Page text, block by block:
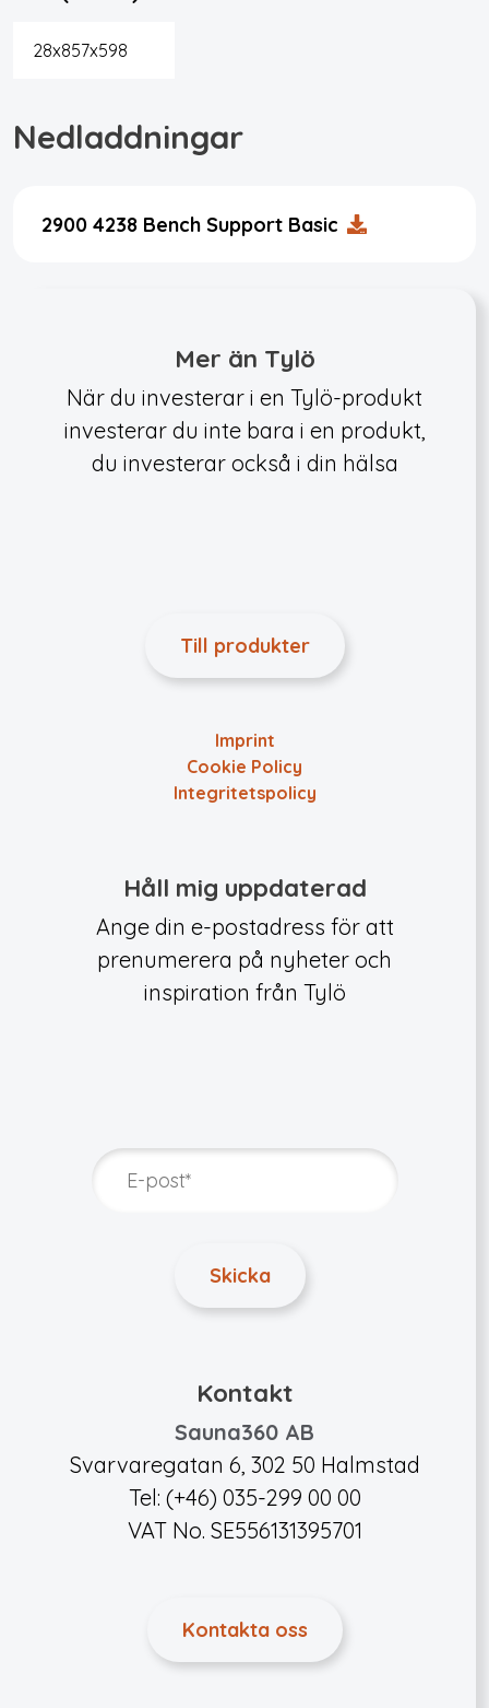
28x857x598
Nedladdningar
2900 4238 Bench Support Basic
Mer än Tylö
När du investerar i en Tylö-produkt
investerar du inte bara i en produkt,
du investerar också i din hälsa
Till produkter
Imprint
Cookie Policy
Integritets­policy
Håll mig uppdaterad
Ange din e-postadress för att
prenumerera på nyheter och
inspiration från Tylö
Kontakt
Sauna360 AB
Svarvaregatan 6, 302 50 Halmstad
Tel: (+46) 035-299 00 00
VAT No. SE556131395701
Kontakta oss